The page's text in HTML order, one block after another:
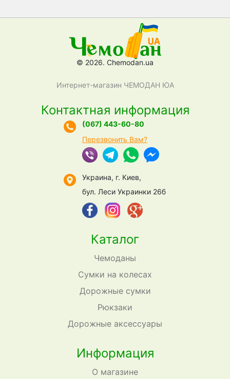
© 2026. Chemodan.ua
Интернет-магазин ЧЕМОДАН ЮА
Каталог
Чемоданы
Сумки на колесах
Дорожные сумки
Рюкзаки
Дорожные аксессуары
Информация
О магазине
Контактная информация
(067) 443-60-80
Перезвонить Вам?
Украина, г. Киев,
бул. Леси Украинки 26б